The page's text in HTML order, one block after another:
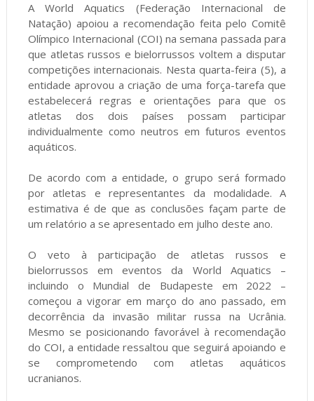
A World Aquatics (Federação Internacional de
Natação) apoiou a recomendação feita pelo Comitê
Olímpico Internacional (COI) na semana passada para
que atletas russos e bielorrussos voltem a disputar
competições internacionais. Nesta quarta-feira (5), a
entidade aprovou a criação de uma força-tarefa que
estabelecerá regras e orientações para que os
atletas dos dois países possam participar
individualmente como neutros em futuros eventos
aquáticos.
De acordo com a entidade, o grupo será formado
por atletas e representantes da modalidade. A
estimativa é de que as conclusões façam parte de
um relatório a se apresentado em julho deste ano.
O veto à participação de atletas russos e
bielorrussos em eventos da World Aquatics –
incluindo o Mundial de Budapeste em 2022 –
começou a vigorar em março do ano passado, em
decorrência da invasão militar russa na Ucrânia.
Mesmo se posicionando favorável à recomendação
do COI, a entidade ressaltou que seguirá apoiando e
se comprometendo com atletas aquáticos
ucranianos.